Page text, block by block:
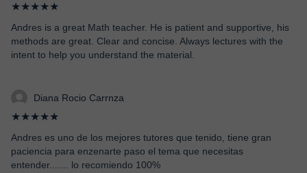
★★★★★
Andres is a great Math teacher. He is patient and supportive, his
methods are great. Clear and concise. Always lectures with the
intent to help you understand the material.
Diana Rocio Carrnza
★★★★★
Andres es uno de los mejores tutores que tenido, tiene gran
paciencia para enzenarte paso el tema que necesitas
entender....... lo recomiendo 100%